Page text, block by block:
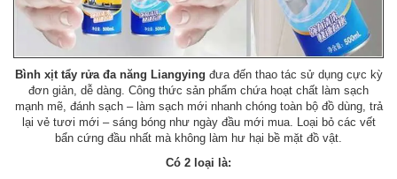
Bình xịt tẩy rửa đa năng Liangying đưa đến thao tác sử dụng cực kỳ
đơn giản, dễ dàng. Công thức sản phẩm chứa hoạt chất làm sạch
mạnh mẽ, đánh sạch – làm sạch mới nhanh chóng toàn bộ đồ dùng, trả
lại vẻ tươi mới – sáng bóng như ngày đầu mới mua. Loại bỏ các vết
bẩn cứng đầu nhất mà không làm hư hại bề mặt đồ vật.
Có 2 loại là: